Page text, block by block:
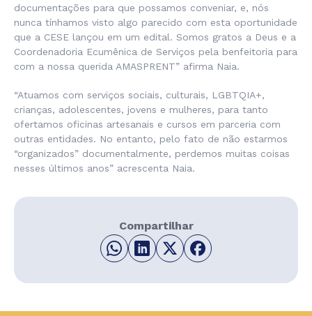
documentações para que possamos conveniar, e, nós
nunca tínhamos visto algo parecido com esta oportunidade
que a CESE lançou em um edital. Somos gratos a Deus e a
Coordenadoria Ecumênica de Serviços pela benfeitoria para
com a nossa querida AMASPRENT” afirma Naia.
“Atuamos com serviços sociais, culturais, LGBTQIA+,
crianças, adolescentes, jovens e mulheres, para tanto
ofertamos oficinas artesanais e cursos em parceria com
outras entidades. No entanto, pelo fato de não estarmos
“organizados” documentalmente, perdemos muitas coisas
nesses últimos anos” acrescenta Naia.
Compartilhar